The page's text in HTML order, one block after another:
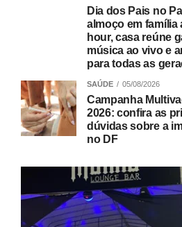
Dia dos Pais no
almoço em família
hour, casa reúne
música ao vivo e
para todas as
SAÚDE 05/08/2026
Campanha
2026: confira as
dúvidas sobre a
no DF